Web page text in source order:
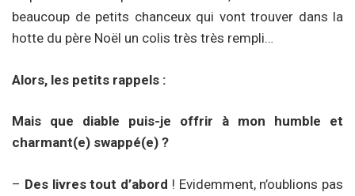
beaucoup de petits chanceux qui vont trouver dans la
hotte du père Noël un colis très très rempli…
Alors, les petits rappels :
Mais que diable puis-je offrir à mon humble et
charmant(e) swappé(e) ?
– Des livres tout d’abord ! Evidemment, n’oublions pas